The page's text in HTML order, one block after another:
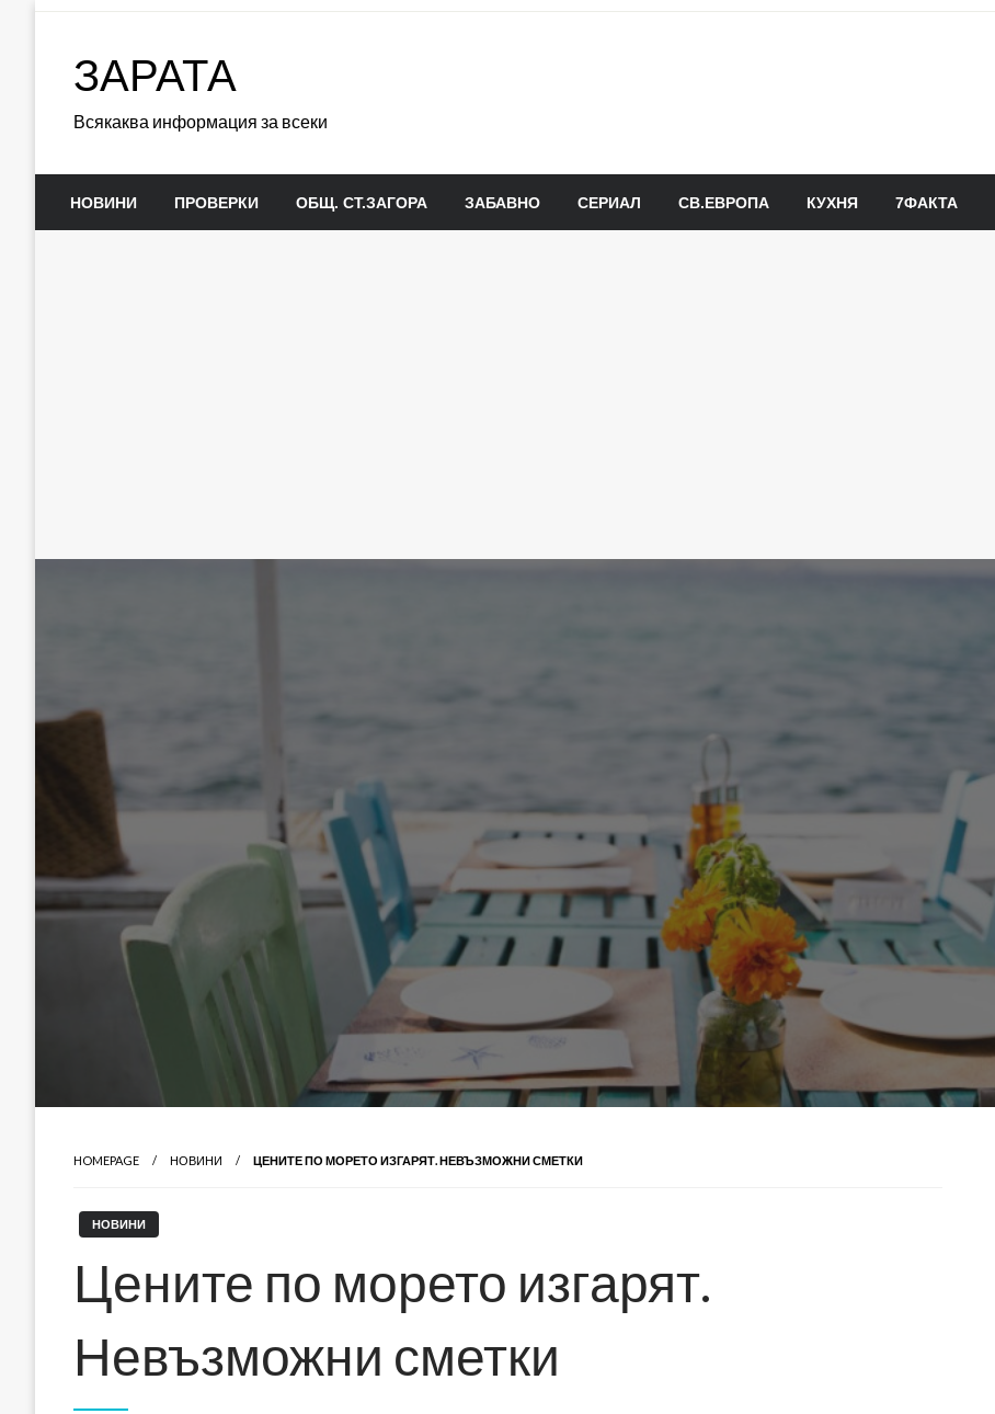
ЗАРАТА
Всякаква информация за всеки
НОВИНИ ПРОВЕРКИ ОБЩ. СТ.ЗАГОРА ЗАБАВНО СЕРИАЛ СВ.ЕВРОПА КУХНЯ 7ФАКТА
HOMEPAGE НОВИНИ ЦЕНИТЕ ПО МОРЕТО ИЗГАРЯТ. НЕВЪЗМОЖНИ СМЕТКИ
НОВИНИ
Цените по морето изгарят.
Невъзможни сметки